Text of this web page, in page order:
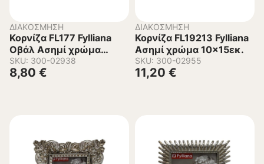
ΔΙΑΚΌΣΜΗΣΗ
Κορνίζα FL177 Fylliana
Οβάλ Ασημί χρώμα
15×20εκ.
SKU: 300-02938
8,80 €
ΔΙΑΚΌΣΜΗΣΗ
Κορνίζα FL19213 Fylliana
Ασημί χρώμα 10×15εκ.
SKU: 300-02955
11,20 €